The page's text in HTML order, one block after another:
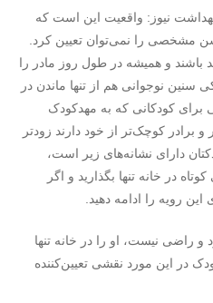
نیوز: واقعیت این است که
مشخصی را نمی‌توان تعیین کرد.
و همیشه در طول روز مادر را
سنین نوجوانی هم از تنها ماندن در
برای کودکانی که به مهدکودک
و برادر کوچک‌تر از خود دارند زودتر
دارای نشانه‌های زیر است،
در خانه تنها بگذارید و اگر
رویه را ادامه دهید.
و راضی نیست، او را در خانه تنها
در این مورد نقشی تعیین‌کننده